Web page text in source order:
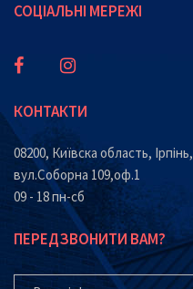
СОЦІАЛЬНІ МЕРЕЖІ
КОНТАКТИ
08200, Київска область, Ірпінь,
вул.Соборна 109,оф.1
09 - 18 пн-сб
ПЕРЕДЗВОНИТИ ВАМ?
ВАШЕ ІМ'Я